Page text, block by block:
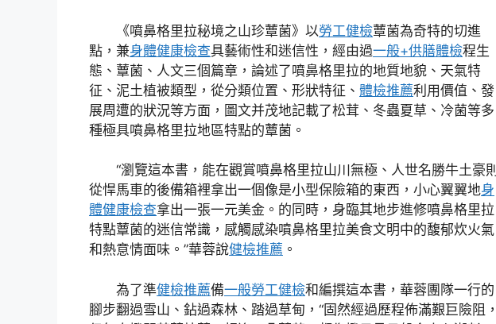
《噴鼻格里拉秘境之山珍蕈菌》以勞工健檢蕈菌為奇特的切進
點，兼身體健康檢查具藝術性和迷信性，經由過一般+供膳體檢程生
態、蕈菌、人文三個篇章，論述了噴鼻格里拉的地質地貌、天氣特
征、泥土植被類型，從分類位置、形狀特征、 體檢推薦利用價值、發
展周遭的狀況等方面，圖文并茂地記載了松茸、冬蟲夏草、冷菌等多
種極具噴鼻格里拉地區特點的蕈菌。
“瀏覽這本書，能在觀賞噴鼻格里拉山川無極、人世名勝牛土豪則
從悍馬車的後備箱裡拿出一個像是小型保險箱的東西，小心翼翼地身
體健康檢查拿出一張一元美金。的同時，身臨其地步進修噴鼻格里拉
特點蕈菌的迷信常識，感觸感染噴鼻格里拉美食文明中的馥郁炊火氣
和熱意情面味。”華蓉說健檢推薦 。
為了準健檢推薦備一般勞工健檢和編撰這本書，華蓉團隊一行的
腳步翻過雪山、鉆過森林、踏過草甸，“固然經過歷程佈滿艱巨險阻，